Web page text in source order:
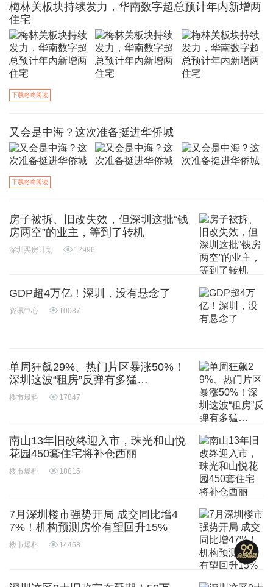
梅林关板块持续发力，华南数字超总预计年内新增两
住宅
下载咚咚阅读
又会是中海？这次准备挺进华侨城
下载咚咚阅读
房子被拆、旧改失效，但深圳这批“钱
房两空”的业主，等到了转机
深圳买房计划 12996
GDP超4万亿！深圳，没有悬念了
资讯中心 10087
单周狂飙29%、热门片区暴涨50%！
深圳这波“租房”反弹有多猛…
楼市爆料 17847
南山13年旧改终迎入市，珠光和山悦
花园450套住宅将补仓西丽
楼市爆料 18815
7月深圳楼市强势开局 成交同比增4
7%！机构预测房价有望回升15%
楼市爆料 14458